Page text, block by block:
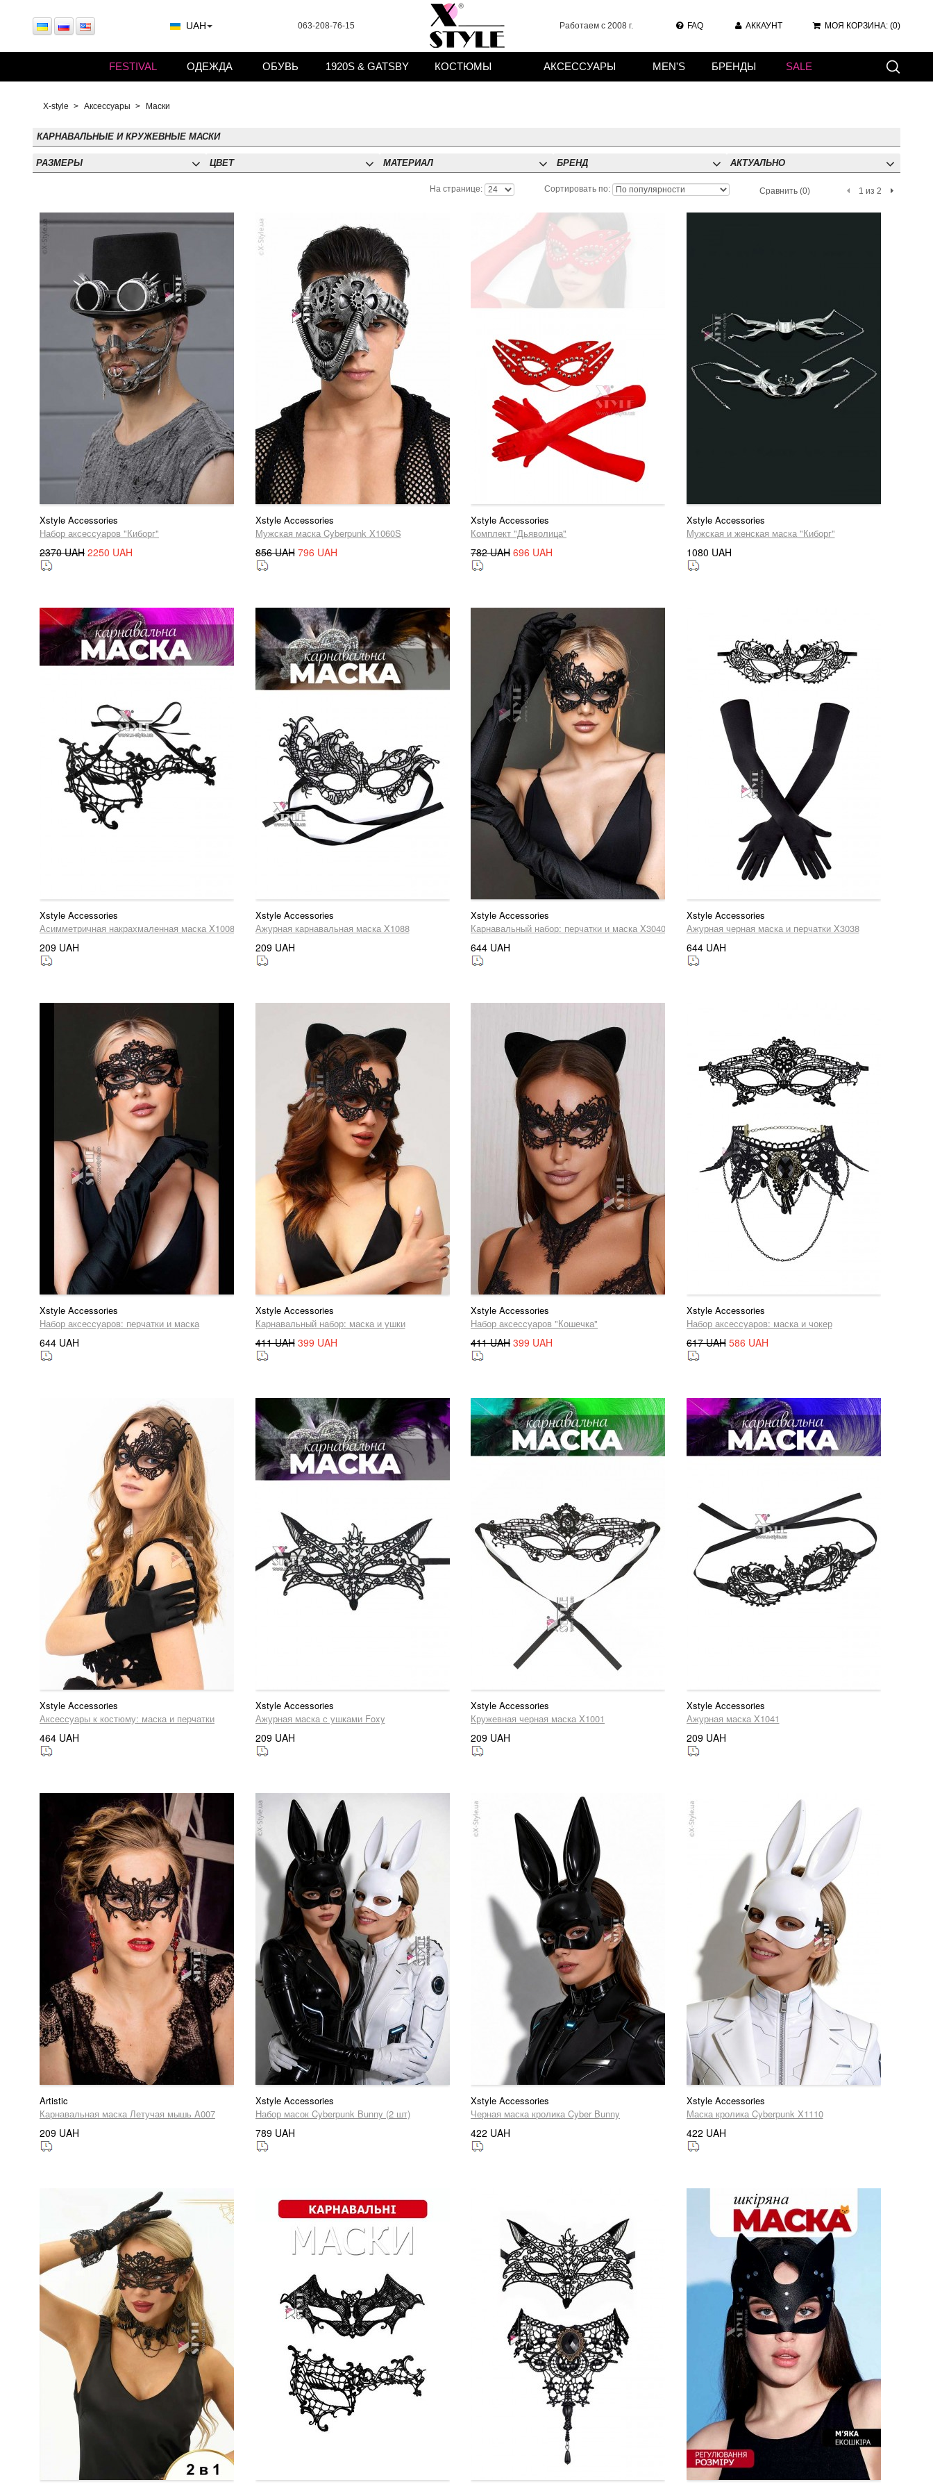
UAH 063-208-76-15 Работаем с 2008 г. FAQ АККАУНТ МОЯ КОРЗИНА: (0)
X-style Аксессуары Маски
КАРНАВАЛЬНЫЕ И КРУЖЕВНЫЕ МАСКИ
РАЗМЕРЫ ЦВЕТ МАТЕРИАЛ БРЕНД АКТУАЛЬНО
На странице: Сортировать по: Сравнить (0) 1 из 2
Xstyle Accessories
Набор аксессуаров "Киборг"
2370 UAH 2250 UAH
Xstyle Accessories
Мужская маска Cyberpunk X1060S
856 UAH 796 UAH
Xstyle Accessories
Комплект "Дьяволица"
782 UAH 696 UAH
Xstyle Accessories
Мужская и женская маска "Киборг"
1080 UAH
Xstyle Accessories
Асимметричная накрахмаленная маска X1008
209 UAH
Xstyle Accessories
Ажурная карнавальная маска X1088
209 UAH
Xstyle Accessories
Карнавальный набор: перчатки и маска X3040
644 UAH
Xstyle Accessories
Ажурная черная маска и перчатки X3038
644 UAH
Xstyle Accessories
Набор аксессуаров: перчатки и маска
644 UAH
Xstyle Accessories
Карнавальный набор: маска и ушки
411 UAH 399 UAH
Xstyle Accessories
Набор аксессуаров "Кошечка"
411 UAH 399 UAH
Xstyle Accessories
Набор аксессуаров: маска и чокер
617 UAH 586 UAH
Xstyle Accessories
Аксессуары к костюму: маска и перчатки
464 UAH
Xstyle Accessories
Ажурная маска с ушками Foxy
209 UAH
Xstyle Accessories
Кружевная черная маска X1001
209 UAH
Xstyle Accessories
Ажурная маска X1041
209 UAH
Artistic
Карнавальная маска Летучая мышь A007
209 UAH
Xstyle Accessories
Набор масок Cyberpunk Bunny (2 шт)
789 UAH
Xstyle Accessories
Черная маска кролика Cyber Bunny
422 UAH
Xstyle Accessories
Маска кролика Cyberpunk X1110
422 UAH
FESTIVAL ОДЕЖДА ОБУВЬ 1920S & GATSBY КОСТЮМЫ АКСЕССУАРЫ MEN'S БРЕНДЫ SALE